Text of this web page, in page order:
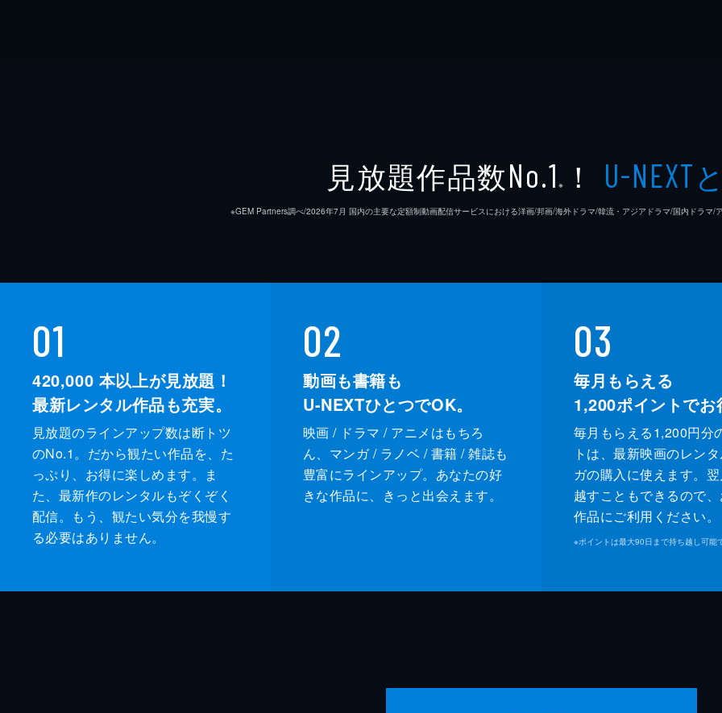
見放題作品数No.1 ※ ！ U-NEXT
※GEM Partners調べ/2026年7⽉ 国内の主要な定額制動画配信サービスにおける洋画/邦画/海外ドラマ/韓流・アジアドラマ/国内ドラマ/
01
420,000 本以上が見放題！
最新レンタル作品も充実。
見放題のラインアップ数は断トツ
のNo.1。だから観たい作品を、た
っぷり、お得に楽しめます。ま
た、最新作のレンタルもぞくぞく
配信。もう、観たい気分を我慢す
る必要はありません。
02
動画も書籍も
U-NEXTひとつでOK。
映画 / ドラマ / アニメはもちろ
ん、マンガ / ラノベ / 書籍 / 雑誌も
豊富にラインアップ。あなたの好
きな作品に、きっと出会えます。
03
毎月もらえる
1,200ポイントでお
毎月もらえる1,200円分
トは、最新映画のレン
ガの購入に使えます。
越すこともできるので
作品にご利用ください。
※ポイントは最大90日まで持ち越し可能